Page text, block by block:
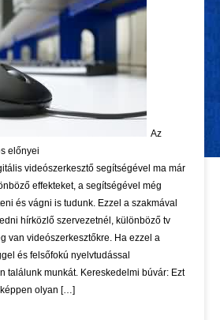
Az
előnyei
videószerkesztő segítségével ma már
effekteket, a segítségével még
és vágni is tudunk. Ezzel a szakmával
hírközlő szervezetnél, különböző tv
van videószerkesztőkre. Ha ezzel a
és felsőfokú nyelvtudással
találunk munkát. Kereskedelmi búvár: Ezt
olyan […]